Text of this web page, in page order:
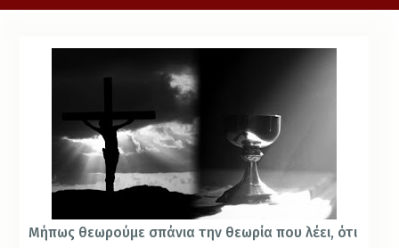
Μήπως θεωρούμε σπάνια την θεωρία που λέει, ότι